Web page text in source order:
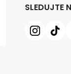
SLEDUJTE